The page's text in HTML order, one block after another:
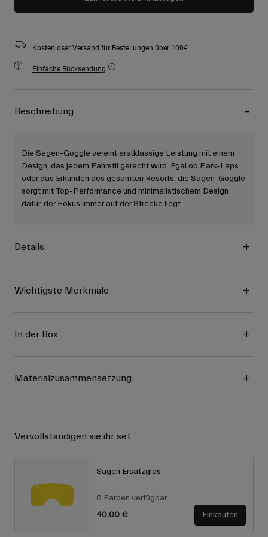
Kostenloser Versand für Bestellungen über 100€
Einfache Rücksendung
Beschreibung
Die Sagen-Goggle vereint erstklassige Leistung mit einem
Design, das jedem Fahrstil gerecht wird. Egal ob Park-Laps
oder das Erkunden des gesamten Resorts, die Sagen-Goggle
sorgt mit Top-Performance und minimalistischem Design
dafür, der Fokus immer auf der Strecke liegt.
Details
Wichtigste Merkmale
In der Box
Materialzusammensetzung
Vervollständigen sie ihr set
Sagen Ersatzglas
8 Farben verfügbar
40,00 €
Einkaufen